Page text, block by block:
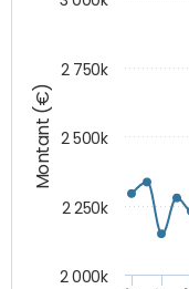
Montant (€)
2 000k
2 250k
2 500k
2 750k